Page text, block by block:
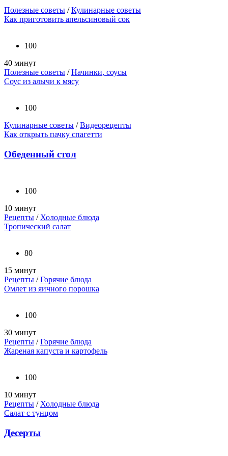
Полезные советы /Кулинарные советы
Как приготовить апельсиновый сок
100
40 минут
Полезные советы /Начинки, соусы
Соус из алычи к мясу
100
Кулинарные советы /Видеорецепты
Как открыть пачку спагетти
Обеденный стол
100
10 минут
Рецепты /Холодные блюда
Тропический салат
80
15 минут
Рецепты /Горячие блюда
Омлет из яичного порошка
100
30 минут
Рецепты /Горячие блюда
Жареная капуста и картофель
100
10 минут
Рецепты /Холодные блюда
Салат с тунцом
Десерты